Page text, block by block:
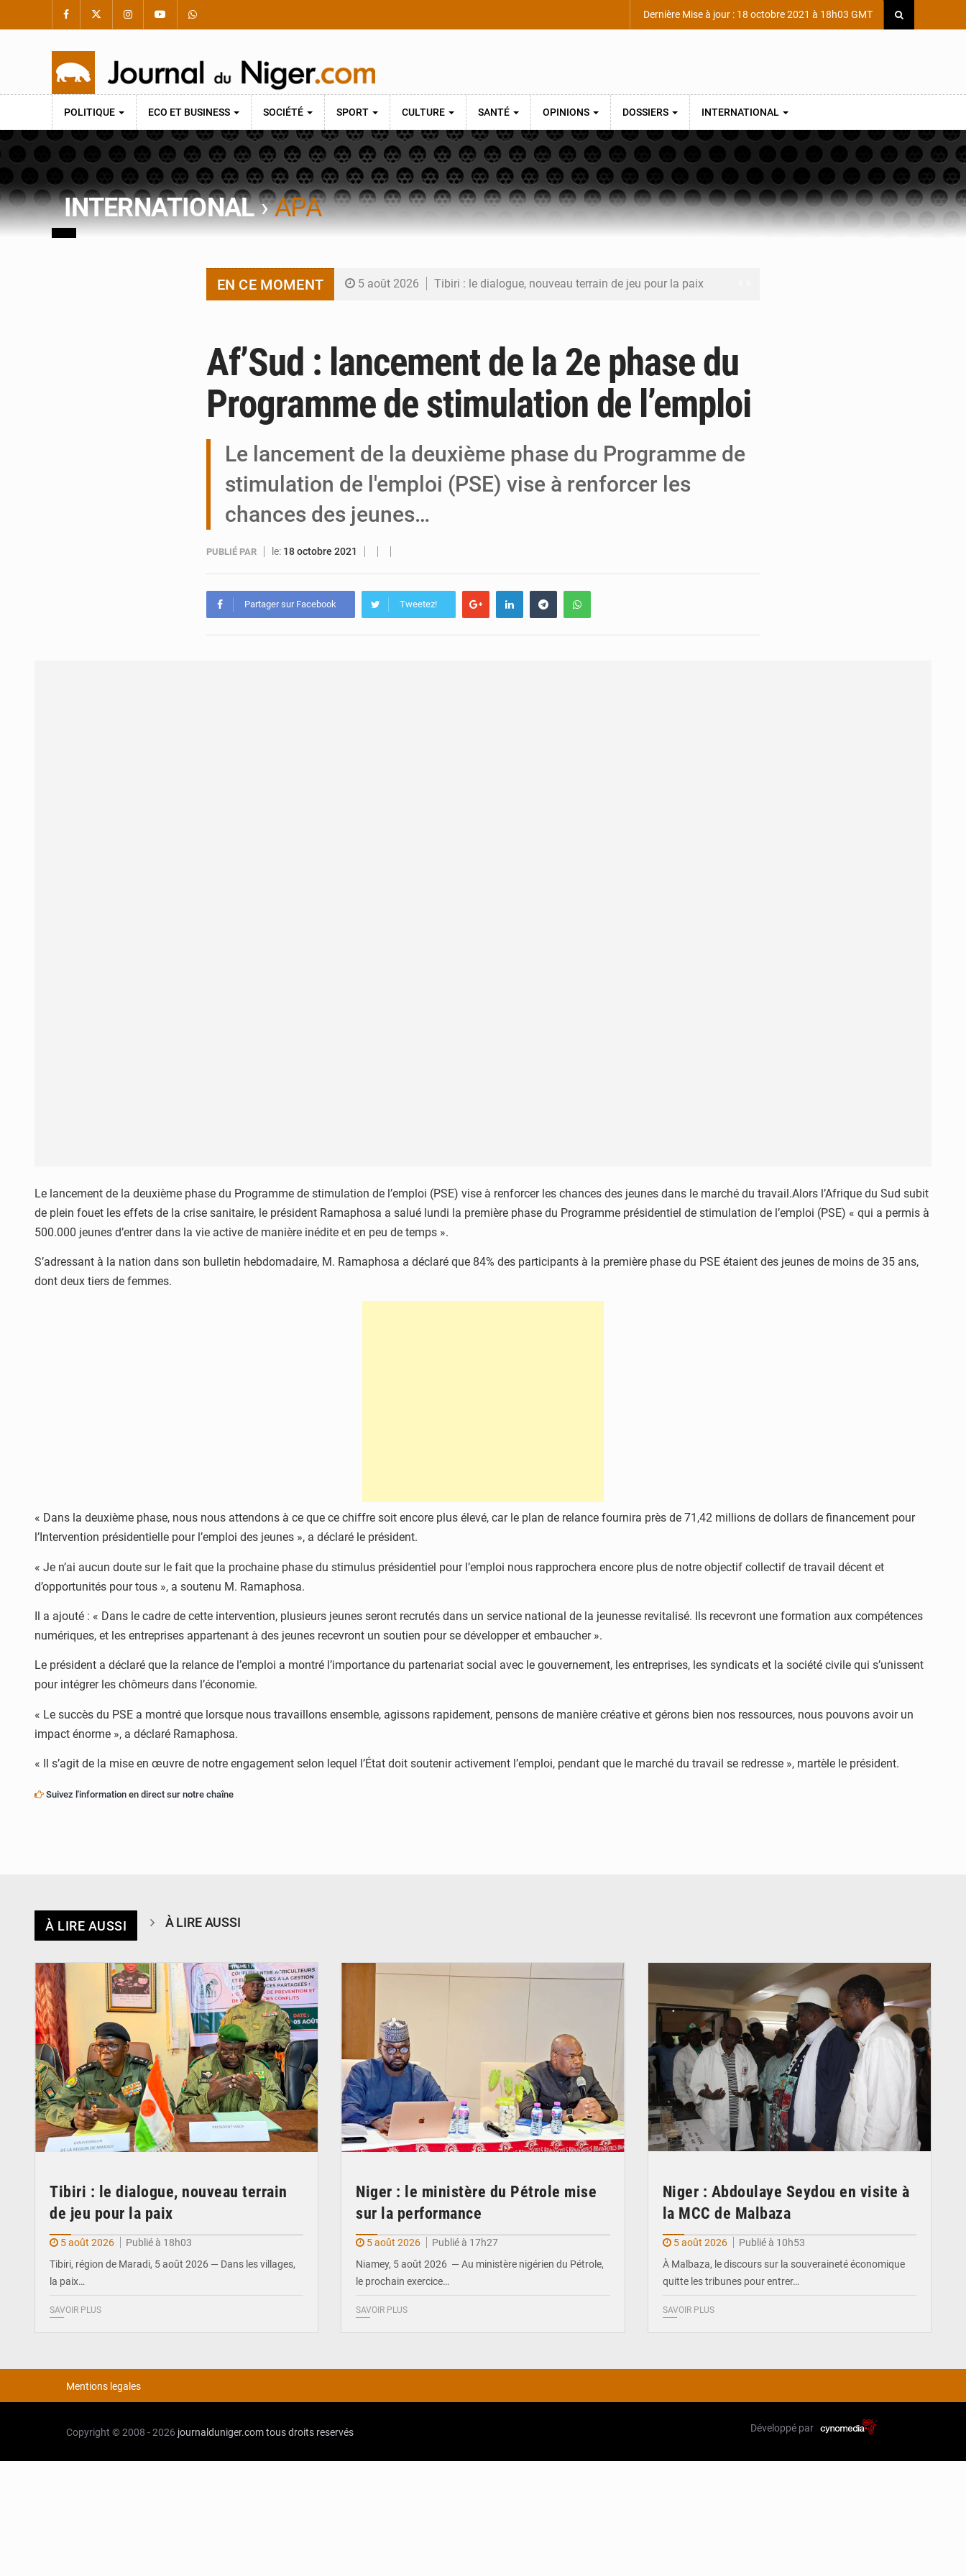
Dernière Mise à jour : 18 octobre 2021 à 18h03 GMT
POLITIQUE ECO ET BUSINESS SOCIÉTÉ SPORT CULTURE SANTÉ OPINIONS DOSSIERS INTERNATIONAL
INTERNATIONAL›APA
EN CE MOMENT 5 août 2026 Tibiri : le dialogue, nouveau terrain de jeu pour la paix
Niger : Abdoulaye Seydou en visite à la MCC de Malbaza
4 août 2026 Niamey : Mohamed Toumba enchaîne les audiences
4 août 2026 Arlit : La police d’Akokan démantèle deux réseaux criminels
Af’Sud : lancement de la 2e phase du
Programme de stimulation de l’emploi
Le lancement de la deuxième phase du Programme de
stimulation de l'emploi (PSE) vise à renforcer les
chances des jeunes…
PUBLIÉ PAR le: 18 octobre 2021
Partager sur Facebook Tweetez!
Le lancement de la deuxième phase du Programme de stimulation de l’emploi (PSE) vise à renforcer les chances des jeunes dans le marché du travail.Alors l’Afrique du Sud subit
de plein fouet les effets de la crise sanitaire, le président Ramaphosa a salué lundi la première phase du Programme présidentiel de stimulation de l’emploi (PSE) « qui a permis à
500.000 jeunes d’entrer dans la vie active de manière inédite et en peu de temps ».
S’adressant à la nation dans son bulletin hebdomadaire, M. Ramaphosa a déclaré que 84% des participants à la première phase du PSE étaient des jeunes de moins de 35 ans,
dont deux tiers de femmes.
« Dans la deuxième phase, nous nous attendons à ce que ce chiffre soit encore plus élevé, car le plan de relance fournira près de 71,42 millions de dollars de financement pour
l’Intervention présidentielle pour l’emploi des jeunes », a déclaré le président.
« Je n’ai aucun doute sur le fait que la prochaine phase du stimulus présidentiel pour l’emploi nous rapprochera encore plus de notre objectif collectif de travail décent et
d’opportunités pour tous », a soutenu M. Ramaphosa.
Il a ajouté : « Dans le cadre de cette intervention, plusieurs jeunes seront recrutés dans un service national de la jeunesse revitalisé. Ils recevront une formation aux compétences
numériques, et les entreprises appartenant à des jeunes recevront un soutien pour se développer et embaucher ».
Le président a déclaré que la relance de l’emploi a montré l’importance du partenariat social avec le gouvernement, les entreprises, les syndicats et la société civile qui s’unissent
pour intégrer les chômeurs dans l’économie.
« Le succès du PSE a montré que lorsque nous travaillons ensemble, agissons rapidement, pensons de manière créative et gérons bien nos ressources, nous pouvons avoir un
impact énorme », a déclaré Ramaphosa.
« Il s’agit de la mise en œuvre de notre engagement selon lequel l’État doit soutenir activement l’emploi, pendant que le marché du travail se redresse », martèle le président.
Suivez l'information en direct sur notre chaîne
À LIRE AUSSI À LIRE AUSSI
Tibiri : le dialogue, nouveau terrain
de jeu pour la paix
5 août 2026
Publié à 18h03
Tibiri, région de Maradi, 5 août 2026 — Dans les villages,
la paix…
SAVOIR PLUS
Niger : le ministère du Pétrole mise
sur la performance
5 août 2026
Publié à 17h27
Niamey, 5 août 2026 — Au ministère nigérien du Pétrole,
le prochain exercice…
SAVOIR PLUS
Niger : Abdoulaye Seydou en visite à
la MCC de Malbaza
5 août 2026
Publié à 10h53
À Malbaza, le discours sur la souveraineté économique
quitte les tribunes pour entrer…
SAVOIR PLUS
Mentions legales
Copyright © 2008 - 2026 journalduniger.comtous droits reservés Développé par